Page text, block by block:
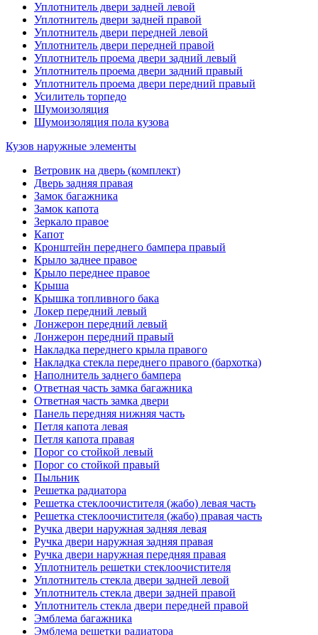
Уплотнитель двери задней левой
Уплотнитель двери задней правой
Уплотнитель двери передней левой
Уплотнитель двери передней правой
Уплотнитель проема двери задний левый
Уплотнитель проема двери задний правый
Уплотнитель проема двери передний правый
Усилитель торпедо
Шумоизоляция
Шумоизоляция пола кузова
Кузов наружные элементы
Ветровик на дверь (комплект)
Дверь задняя правая
Замок багажника
Замок капота
Зеркало правое
Капот
Кронштейн переднего бампера правый
Крыло заднее правое
Крыло переднее правое
Крыша
Крышка топливного бака
Локер передний левый
Лонжерон передний левый
Лонжерон передний правый
Накладка переднего крыла правого
Накладка стекла переднего правого (бархотка)
Наполнитель заднего бампера
Ответная часть замка багажника
Ответная часть замка двери
Панель передняя нижняя часть
Петля капота левая
Петля капота правая
Порог со стойкой левый
Порог со стойкой правый
Пыльник
Решетка радиатора
Решетка стеклоочистителя (жабо) левая часть
Решетка стеклоочистителя (жабо) правая часть
Ручка двери наружная задняя левая
Ручка двери наружная задняя правая
Ручка двери наружная передняя правая
Уплотнитель решетки стеклоочистителя
Уплотнитель стекла двери задней левой
Уплотнитель стекла двери задней правой
Уплотнитель стекла двери передней правой
Эмблема багажника
Эмблема решетки радиатора